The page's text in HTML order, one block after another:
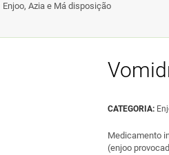
Enjoo, Azia e Má disposição
CATEGORIA:
Medicamento
(enjoo